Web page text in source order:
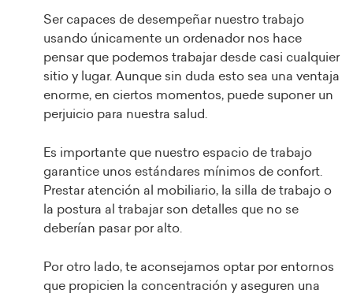
Ser capaces de desempeñar nuestro trabajo
usando únicamente un ordenador nos hace
pensar que podemos trabajar desde casi cualquier
sitio y lugar. Aunque sin duda esto sea una ventaja
enorme, en ciertos momentos, puede suponer un
perjuicio para nuestra salud.
Es importante que nuestro espacio de trabajo
garantice unos estándares mínimos de confort.
Prestar atención al mobiliario, la silla de trabajo o
la postura al trabajar son detalles que no se
deberían pasar por alto.
Por otro lado, te aconsejamos optar por entornos
que propicien la concentración y aseguren una